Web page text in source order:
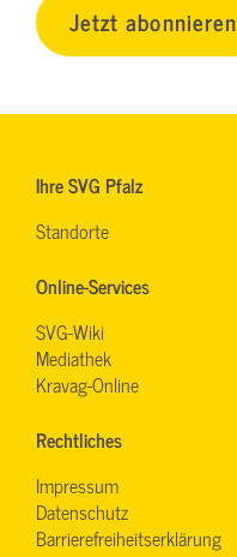
Jetzt abonnieren
Ihre SVG Pfalz
Standorte
Online-Services
SVG-Wiki
Mediathek
Kravag-Online
Rechtliches
Impressum
Datenschutz
Barrierefreiheitserklärung